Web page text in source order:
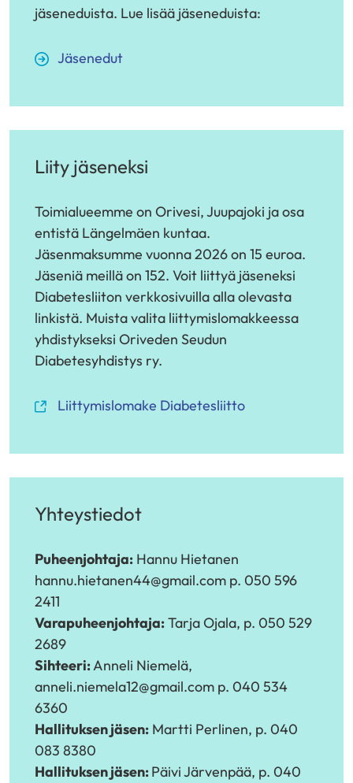
toiseen
jäseneduista. Lue lisää jäseneduista:
Jäsenedut
Liity jäseneksi
Toimialueemme on Orivesi, Juupajoki ja osa
entistä Längelmäen kuntaa.
Jäsenmaksumme vuonna 2026 on 15 euroa.
Jäseniä meillä on 152. Voit liittyä jäseneksi
Diabetesliiton verkkosivuilla alla olevasta
linkistä. Muista valita liittymislomakkeessa
yhdistykseksi Oriveden Seudun
Diabetesyhdistys ry.
Liittymislomake Diabetesliitto
(siirryt
Yhteystiedot
Puheenjohtaja: Hannu Hietanen
hannu.hietanen44@gmail.com p. 050 596
2411
Varapuheenjohtaja:Tarja Ojala, p. 050 529
2689
Sihteeri:Anneli Niemelä,
anneli.niemela12@gmail.com p. 040 534
6360
Hallituksen jäsen: Martti Perlinen, p. 040
083 8380
Hallituksen jäsen:Päivi Järvenpää, p. 040